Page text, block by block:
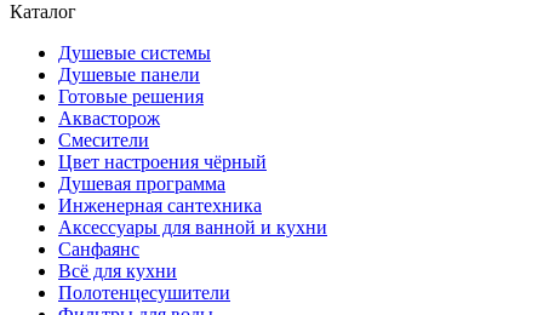
Каталог
Душевые системы
Душевые панели
Готовые решения
Аквасторож
Смесители
Цвет настроения чёрный
Душевая программа
Инженерная сантехника
Аксессуары для ванной и кухни
Санфаянс
Всё для кухни
Полотенцесушители